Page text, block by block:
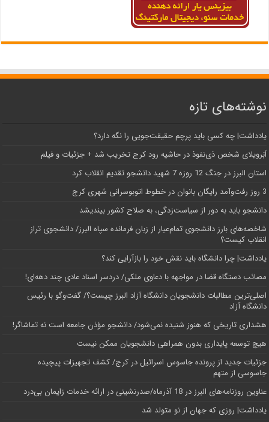
نوشته‌های تازه
یادداشت| ‌چه کسی باید پرچم حقیقت‌جویی را نگه دارد؟
اَبَر‌ویلای شخص ذی‌نفوذ در حاشیه‌ رود کرج تخریب شد + جزئیات و فیلم
استان البرز در جنگ 12 روزه 7 شهید دانشجو تقدیم انقلاب کرد
3 روز رفت‌وآمد رایگان بانوان در خطوط اتوبوسرانی شهری کرج
دانشجو باید به دور از سیاست‌زدگی، به صلاح کشور بیندیشد
شاخصه‌های بارز دانشجوی تمام‌عیار از زبان فرمانده سپاه البرز/ دانشجوی تراز
انقلاب کیست؟
یادداشت| چرا دانشگاه باید نقش خود را بازآرایی کند؟
مصائب دستگاه قضا در مواجهه با دعاوی ملکی/ دردسر اسناد عادی چند‌ دهه‌ای!
اصلی‌ترین مطالبات دانشجویان دانشگاه آزاد البرز چیست؟/ گفت‌وگو با رئیس
دانشگاه آز‌اد
هشداری تاریخی که هنوز شنیده نمی‌شود/ دانشجو مؤذن جامعه است نه تماشاگر!
هیچ توسعه پایداری بدون همراهی دانشجویان ممکن نیست
جزئیات جدید از پرونده جاسوس اسرائیل در کرج/‌ کشف تجهیزات پیچیده
جاسوسی از متهم
عناوین روزنامه‌های البرز در ‌18 آذرماه/صدرنشینی در ارائه خدمات زایمان بی‌درد
یادداشت| روزی که جهان از نو متولد شد